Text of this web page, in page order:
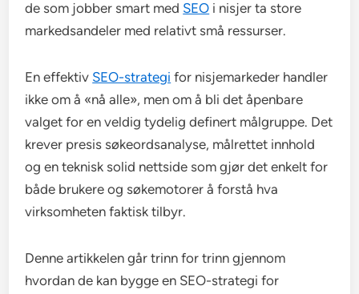
de som jobber smart med SEO i nisjer ta store
markedsandeler med relativt små ressurser.
En effektiv SEO-strategi for nisjemarkeder handler
ikke om å «nå alle», men om å bli det åpenbare
valget for en veldig tydelig definert målgruppe. Det
krever presis søkeordsanalyse, målrettet innhold
og en teknisk solid nettside som gjør det enkelt for
både brukere og søkemotorer å forstå hva
virksomheten faktisk tilbyr.
Denne artikkelen går trinn for trinn gjennom
hvordan de kan bygge en SEO-strategi for